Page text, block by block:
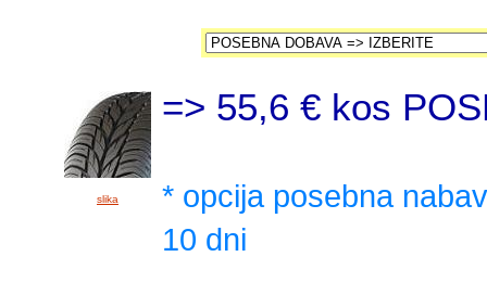
slika
=> 55,6 € kos
* opcija posebna
10 dni